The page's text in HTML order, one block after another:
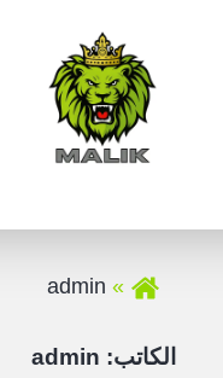
admin
الكاتب: admin